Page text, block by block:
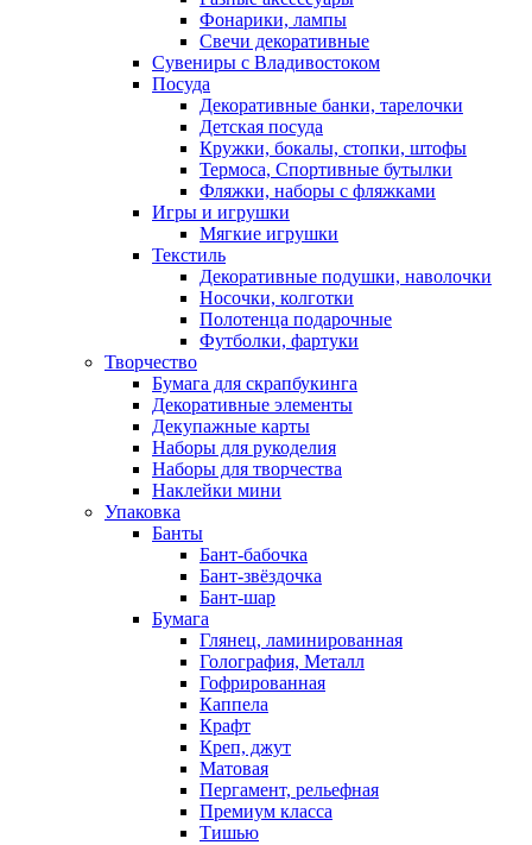
Фонарики, лампы
Свечи декоративные
Сувениры с Владивостоком
Посуда
Декоративные банки, тарелочки
Детская посуда
Кружки, бокалы, стопки, штофы
Термоса, Спортивные бутылки
Фляжки, наборы с фляжками
Игры и игрушки
Мягкие игрушки
Текстиль
Декоративные подушки, наволочки
Носочки, колготки
Полотенца подарочные
Футболки, фартуки
Творчество
Бумага для скрапбукинга
Декоративные элементы
Декупажные карты
Наборы для рукоделия
Наборы для творчества
Наклейки мини
Упаковка
Банты
Бант-бабочка
Бант-звёздочка
Бант-шар
Бумага
Глянец, ламинированная
Голография, Металл
Гофрированная
Каппела
Крафт
Креп, джут
Матовая
Пергамент, рельефная
Премиум класса
Тишью